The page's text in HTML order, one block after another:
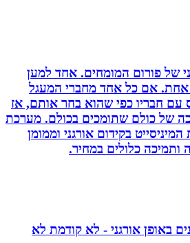
פורום המומחים. אחד למען
אם כל אחד מחברי המעגל
כפי שהוא בחר אותם, אז
כולם שתומכים בכולם. מערכת
בקידום אורגני וממומן
כלולים במחיר.
אורגני - לא קודמת לא